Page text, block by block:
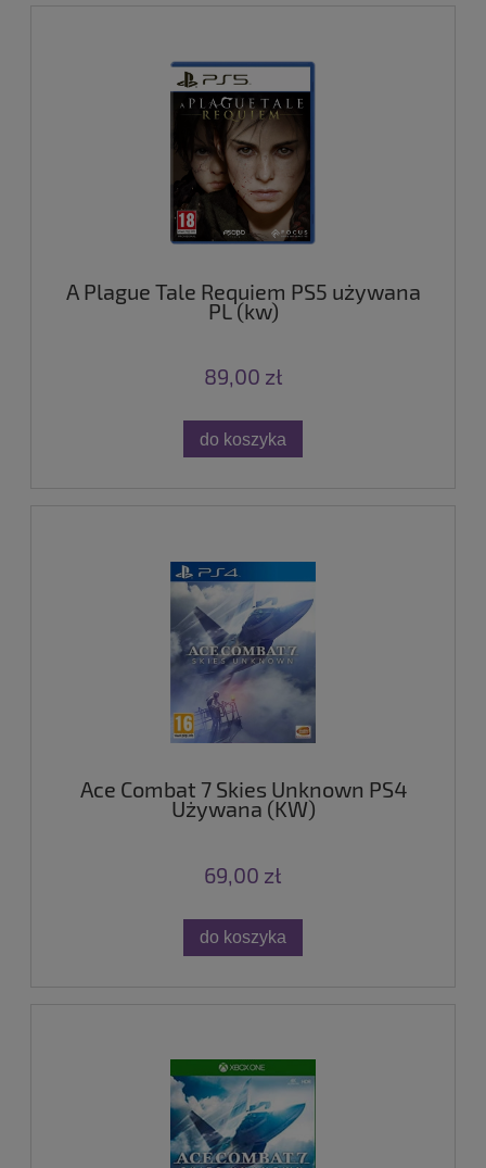
A Plague Tale Requiem PS5 używana
PL (kw)
89,00 zł
do koszyka
Ace Combat 7 Skies Unknown PS4
Używana (KW)
69,00 zł
do koszyka